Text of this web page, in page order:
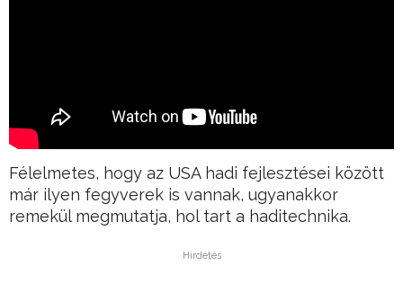
Félelmetes, hogy az USA hadi fejlesztései között
már ilyen fegyverek is vannak, ugyanakkor
remekül megmutatja, hol tart a haditechnika.
Hirdetés